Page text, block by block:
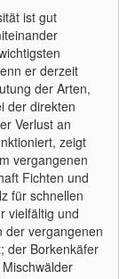
ist gut
er derzeit
der Arten,
der direkten
Verlust an
zeigt
vergangenen
Fichten und
für schnellen
vielfältig und
der vergangenen
der Borkenkäfer